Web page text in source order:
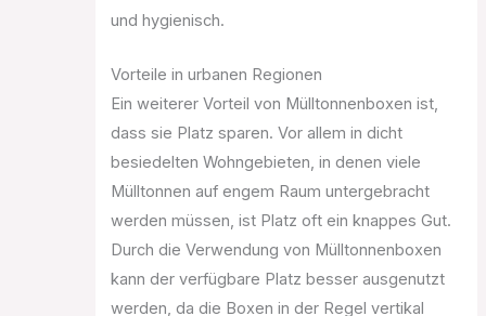
und hygienisch.
Vorteile in urbanen Regionen
Ein weiterer Vorteil von Mülltonnenboxen ist,
dass sie Platz sparen. Vor allem in dicht
besiedelten Wohngebieten, in denen viele
Mülltonnen auf engem Raum untergebracht
werden müssen, ist Platz oft ein knappes Gut.
Durch die Verwendung von Mülltonnenboxen
kann der verfügbare Platz besser ausgenutzt
werden, da die Boxen in der Regel vertikal